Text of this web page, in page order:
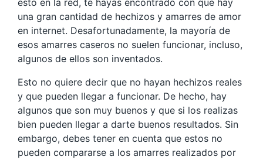
esto en la red, te hayas encontrado con que hay
una gran cantidad de hechizos y amarres de amor
en internet. Desafortunadamente, la mayoría de
esos amarres caseros no suelen funcionar, incluso,
algunos de ellos son inventados.
Esto no quiere decir que no hayan hechizos reales
y que pueden llegar a funcionar. De hecho, hay
algunos que son muy buenos y que si los realizas
bien pueden llegar a darte buenos resultados. Sin
embargo, debes tener en cuenta que estos no
pueden compararse a los amarres realizados por